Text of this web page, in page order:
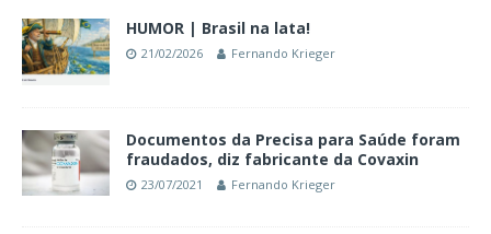
HUMOR | Brasil na lata!
21/02/2026 Fernando Krieger
Documentos da Precisa para Saúde foram
fraudados, diz fabricante da Covaxin
23/07/2021 Fernando Krieger